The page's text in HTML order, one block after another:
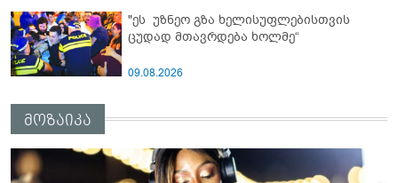
"ეს უზნეო გზა ხელისუფლებისთვის
ცუდად მთავრდება ხოლმე“
09.08.2026
მოზაიკა